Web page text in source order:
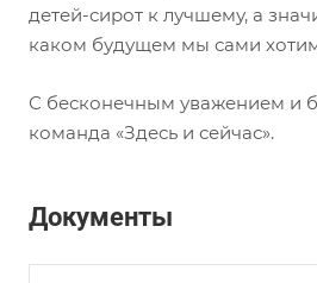
детей-сирот к лучшему, а
каком будущем мы сами
С бесконечным уважением и
команда «Здесь и сейчас».
Документы